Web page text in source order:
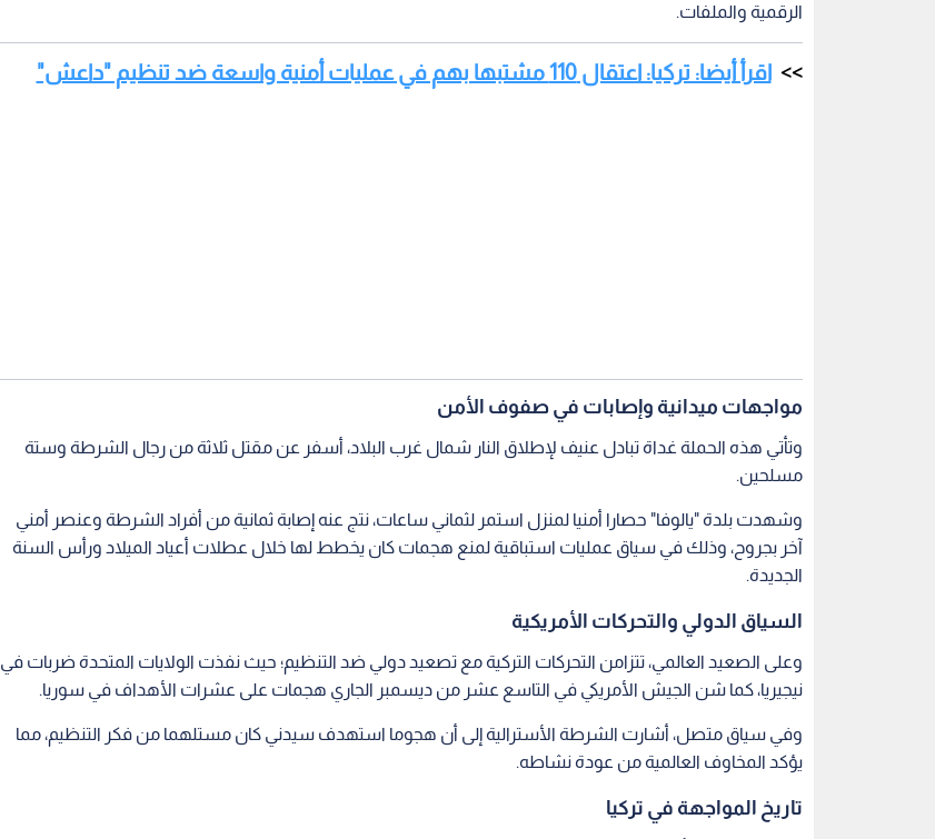
الرقمية والملفات.
اقرأ أيضا: تركيا: اعتقال 110 مشتبها بهم في عمليات أمنية واسعة ضد تنظيم "داعش"
مواجهات ميدانية وإصابات في صفوف الأمن
وتأتي هذه الحملة غداة تبادل عنيف لإطلاق النار شمال غرب البلاد، أسفر عن مقتل ثلاثة من رجال الشرطة وستة
مسلحين.
وشهدت بلدة "يالوفا" حصارا أمنيا لمنزل استمر لثماني ساعات، نتج عنه إصابة ثمانية من أفراد الشرطة وعنصر أمني
آخر بجروح، وذلك في سياق عمليات استباقية لمنع هجمات كان يخطط لها خلال عطلات أعياد الميلاد ورأس السنة
الجديدة.
السياق الدولي والتحركات الأمريكية
وعلى الصعيد العالمي، تتزامن التحركات التركية مع تصعيد دولي ضد التنظيم؛ حيث نفذت الولايات المتحدة ضربات في
نيجيريا، كما شن الجيش الأمريكي في التاسع عشر من ديسمبر الجاري هجمات على عشرات الأهداف في سوريا.
وفي سياق متصل، أشارت الشرطة الأسترالية إلى أن هجوما استهدف سيدني كان مستلهما من فكر التنظيم، مما
يؤكد المخاوف العالمية من عودة نشاطه.
تاريخ المواجهة في تركيا